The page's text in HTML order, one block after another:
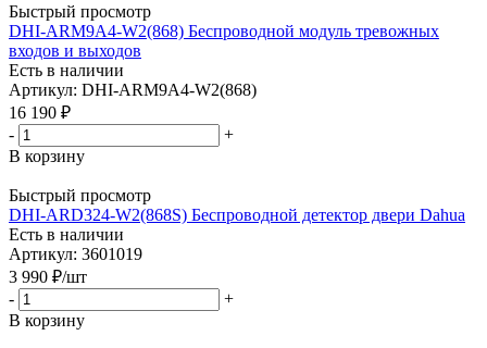
Быстрый просмотр
DHI-ARM9A4-W2(868) Беспроводной модуль тревожных
входов и выходов
Есть в наличии
Артикул: DHI-ARM9A4-W2(868)
16 190 ₽
-
+
В корзину
Быстрый просмотр
DHI-ARD324-W2(868S) Беспроводной детектор двери Dahua
Есть в наличии
Артикул: 3601019
3 990 ₽/шт
-
+
В корзину